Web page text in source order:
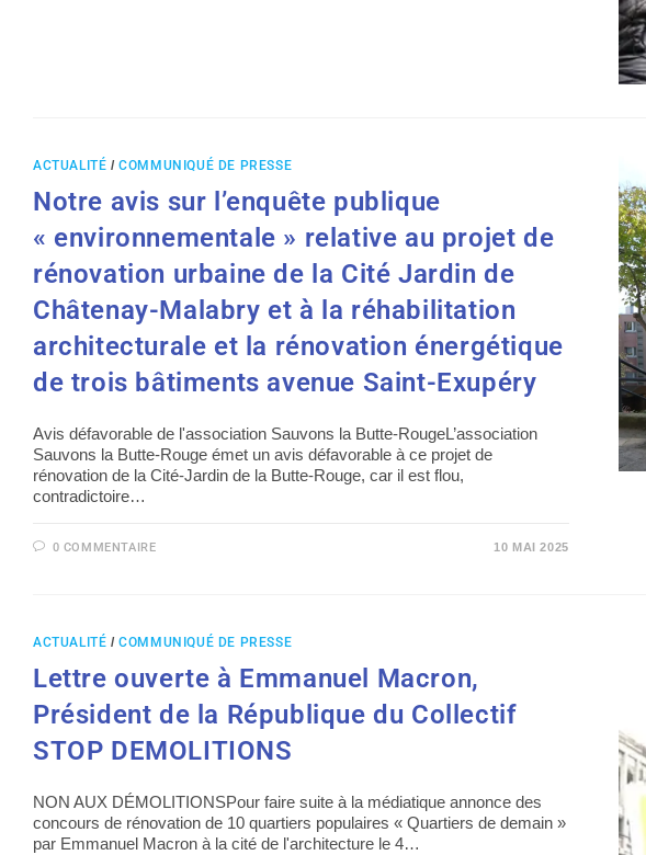
ACTUALITÉ /COMMUNIQUÉ DE PRESSE
Notre avis sur l’enquête publique
« environnementale » relative au projet de
rénovation urbaine de la Cité Jardin de
Châtenay-Malabry et à la réhabilitation
architecturale et la rénovation énergétique
de trois bâtiments avenue Saint-Exupéry
Avis défavorable de l'association Sauvons la Butte-RougeL’association
Sauvons la Butte-Rouge émet un avis défavorable à ce projet de
rénovation de la Cité-Jardin de la Butte-Rouge, car il est flou,
contradictoire…
0 COMMENTAIRE 10 MAI 2025
ACTUALITÉ /COMMUNIQUÉ DE PRESSE
Lettre ouverte à Emmanuel Macron,
Président de la République du Collectif
STOP DEMOLITIONS
NON AUX DÉMOLITIONSPour faire suite à la médiatique annonce des
concours de rénovation de 10 quartiers populaires « Quartiers de demain »
par Emmanuel Macron à la cité de l'architecture le 4…